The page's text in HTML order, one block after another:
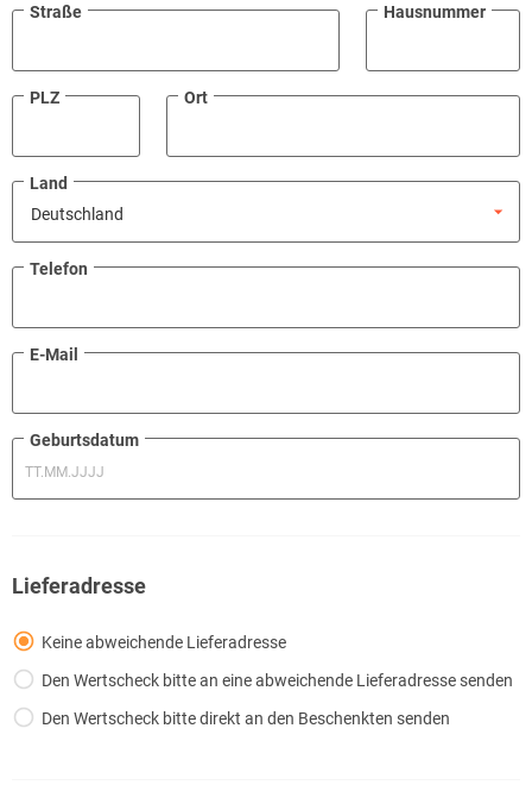
Straße Hausnummer
PLZ Ort
Land
Telefon
E-Mail
Geburtsdatum
Lieferadresse
Keine abweichende Lieferadresse
Den Wertscheck bitte an eine abweichende Lieferadresse senden
Den Wertscheck bitte direkt an den Beschenkten senden